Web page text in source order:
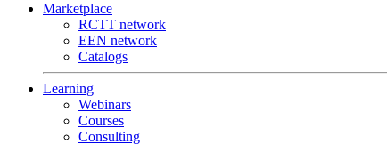
Marketplace
RCTT network
EEN network
Catalogs
Learning
Webinars
Courses
Consulting